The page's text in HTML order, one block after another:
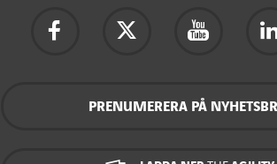
PRENUMERERA PÅ